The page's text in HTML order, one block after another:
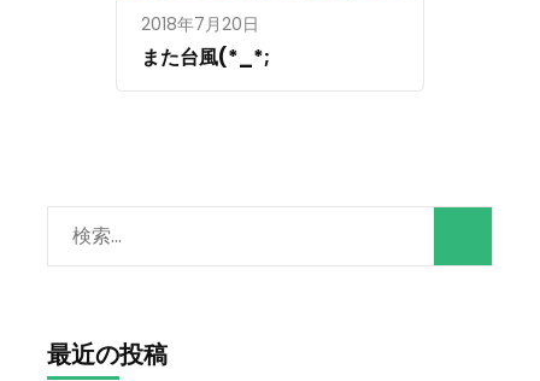
2018年7月20日
また台風(*_*;
検
索:
最近の投稿